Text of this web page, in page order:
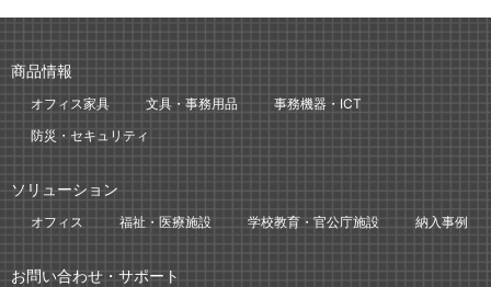
商品情報
オフィス家具 文具・事務用品
事務機器・ICT
防災・セキュリティ
ソリューション
オフィス 福祉・医療施設 学校教育・官公庁施設 納入事例
お問い合わせ・サポート